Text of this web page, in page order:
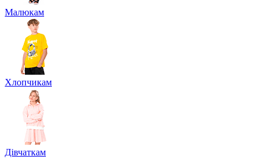
Малюкам
Хлопчикам
Дівчаткам